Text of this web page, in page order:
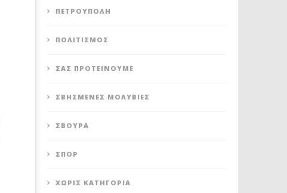
ΠΕΤΡΟΎΠΟΛΗ
ΠΟΛΙΤΙΣΜΌΣ
ΣΑΣ ΠΡΟΤΕΊΝΟΥΜΕ
ΣΒΗΣΜΈΝΕΣ ΜΟΛΥΒΙΈΣ
ΣΒΟΎΡΑ
ΣΠΟΡ
ΧΩΡΊΣ ΚΑΤΗΓΟΡΊΑ